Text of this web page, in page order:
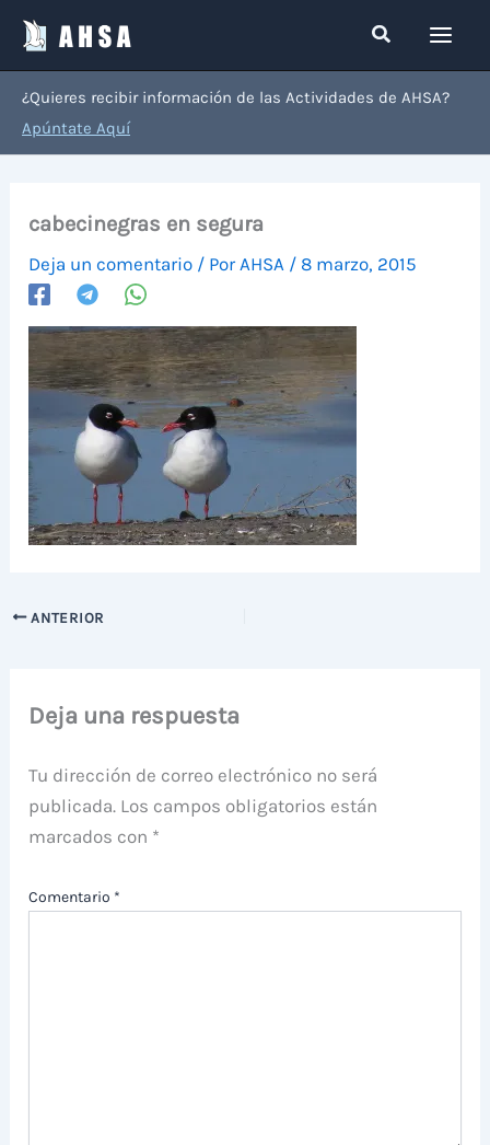
contenido
Buscar
¿Quieres recibir información de las Actividades de AHSA?
Apúntate Aquí
cabecinegras en segura
Deja un comentario / Por AHSA / 8 marzo, 2015
ANTERIOR
Deja una respuesta
Tu dirección de correo electrónico no será
publicada. Los campos obligatorios están
marcados con *
Comentario *